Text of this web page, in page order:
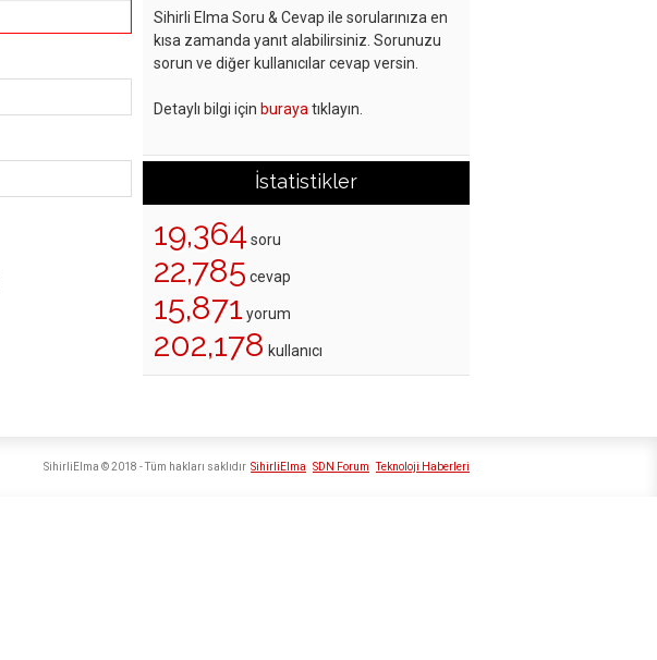
Sihirli Elma Soru & Cevap ile sorularınıza en
kısa zamanda yanıt alabilirsiniz. Sorunuzu
sorun ve diğer kullanıcılar cevap versin.
Detaylı bilgi için buraya tıklayın.
İstatistikler
19,364 soru
22,785 cevap
15,871 yorum
202,178 kullanıcı
SihirliElma SDN Forum Teknoloji Haberleri
SihirliElma © 2018 - Tüm hakları saklıdır